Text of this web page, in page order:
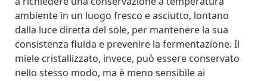
ambiente in un luogo fresco e asciutto, lontano
dalla luce diretta del sole, per mantenere la sua
consistenza fluida e prevenire la fermentazione. Il
miele cristallizzato, invece, può essere conservato
nello stesso modo, ma è meno sensibile ai